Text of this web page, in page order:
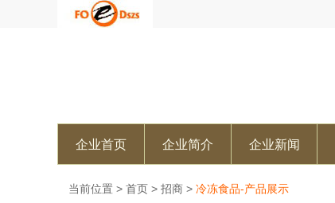
企业首页 企业简介 企业新闻
当前位置 > 首页 > 招商 > 冷冻食品-产品展示